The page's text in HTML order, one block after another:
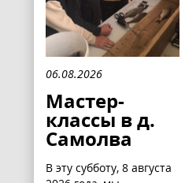
06.08.2026
Мастер-
классы в д.
Самолва
В эту субботу, 8 августа